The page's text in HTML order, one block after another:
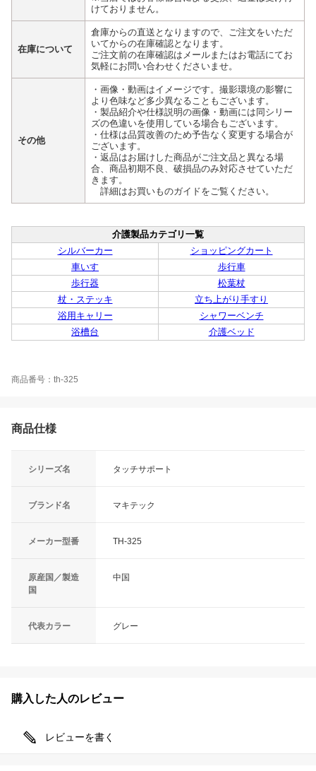
けておりません。
在庫について
倉庫からの直送となりますので、ご注文をいただ
いてからの在庫確認となります。
ご注文前の在庫確認はメールまたはお電話にてお
気軽にお問い合わせくださいませ。
その他
・画像・動画はイメージです。撮影環境の影響に
より色味など多少異なることもございます。
・製品紹介や仕様説明の画像・動画には同シリー
ズの色違いを使用している場合もございます。
・仕様は品質改善のため予告なく変更する場合が
ございます。
・返品はお届けした商品がご注文品と異なる場
合、商品初期不良、破損品のみ対応させていただ
きます。
詳細はお買いものガイドをご覧ください。
介護製品カテゴリ一覧
シルバーカー
ショッピングカート
車いす
歩行車
歩行器
松葉杖
杖・ステッキ
立ち上がり手すり
浴用キャリー
シャワーベンチ
浴槽台
介護ベッド
商品番号：th-325
商品仕様
シリーズ名 タッチサポート
ブランド名 マキテック
メーカー型番 TH-325
原産国／製造
国
中国
代表カラー グレー
購入した人のレビュー
レビューを書く